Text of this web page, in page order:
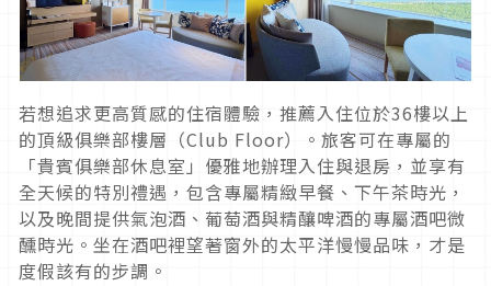
若想追求更高質感的住宿體驗，推薦入住位於36樓以上
的頂級俱樂部樓層（Club Floor）。旅客可在專屬的
「貴賓俱樂部休息室」優雅地辦理入住與退房，並享有
全天候的特別禮遇，包含專屬精緻早餐、下午茶時光，
以及晚間提供氣泡酒、葡萄酒與精釀啤酒的專屬酒吧微
醺時光。坐在酒吧裡望著窗外的太平洋慢慢品味，才是
度假該有的步調。